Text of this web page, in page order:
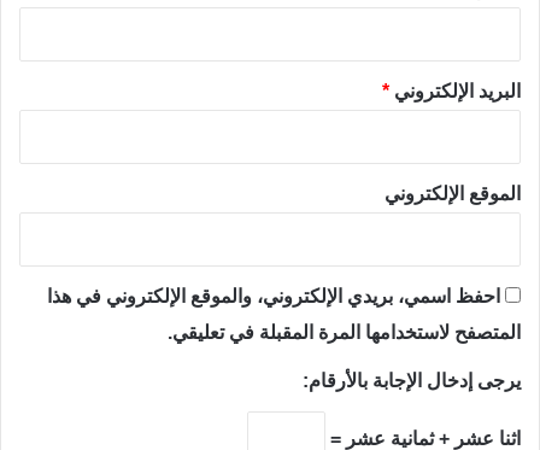
البريد الإلكتروني *
الموقع الإلكتروني
احفظ اسمي، بريدي الإلكتروني، والموقع الإلكتروني في هذا
المتصفح لاستخدامها المرة المقبلة في تعليقي.
يرجى إدخال الإجابة بالأرقام:
اثنا عشر + ثمانية عشر =